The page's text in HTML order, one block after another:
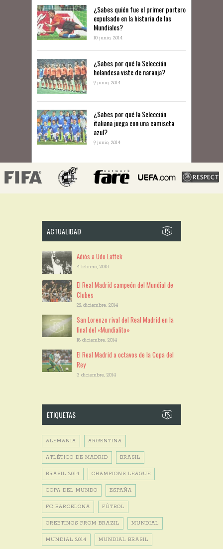
¿Sabes quién fue el primer portero
expulsado en la historia de los
Mundiales?
10 junio, 2014
​¿Sabes por qué la Selección
holandesa viste de naranja?
9 junio, 2014
¿Sabes por qué la Selección
italiana juega con una camiseta
azul?
9 junio, 2014
ACTUALIDAD
Adiós a Udo Lattek
4 febrero, 2015
El Real Madrid campeón del Mundial de
Clubes
22 diciembre, 2014
San Lorenzo rival del Real Madrid en la
final del «Mundialito»
18 diciembre, 2014
El Real Madrid a octavos de la Copa del
Rey
3 diciembre, 2014
ETIQUETAS
ALEMANIA ARGENTINA
ATLÉTICO DE MADRID BRASIL
BRASIL 2014 CHAMPIONS LEAGUE
COPA DEL MUNDO ESPAÑA
FC BARCELONA FÚTBOL
GREETINGS FROM BRAZIL MUNDIAL
MUNDIAL 2014 MUNDIAL BRASIL